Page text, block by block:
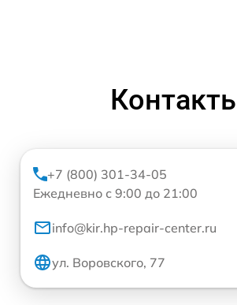
+7 (800) 301-34-05
Ежедневно с 9:00 до 21:00
info@kir.hp-repair-center.ru
ул. Воровского, 77